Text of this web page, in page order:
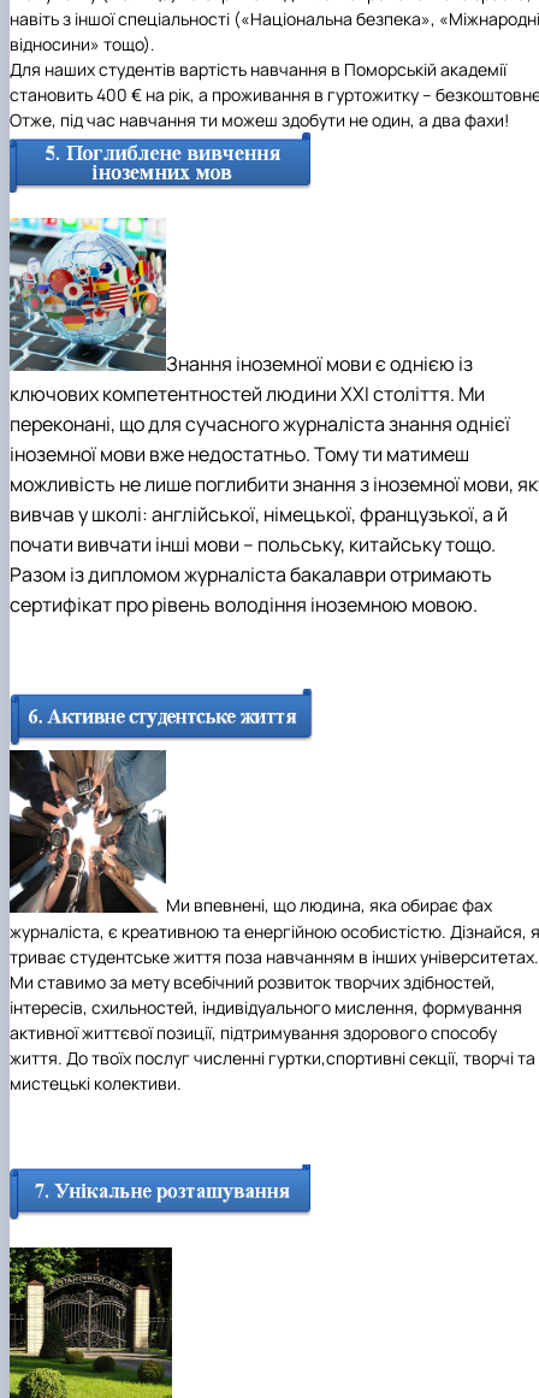
навіть з іншої спеціальності («Національна безпека», «Міжнародні
відносини» тощо).
Для наших студентів вартість навчання в Поморській академії
становить 400 € на рік, а проживання в гуртожитку –
Отже, під час навчання ти можеш здобути не один, а два фахи!
Знання іноземної мови є однією із
ключових компетентностей людини XXI століття. Ми
переконані, що для сучасного журналіста знання однієї
іноземної мови вже недостатньо. Тому ти матимеш
можливість не лише поглибити знання з іноземної мови,
вивчав у школі: англійської, німецької, французької, а й
почати вивчати інші мови – польську, китайську тощо.
Разом із дипломом журналіста бакалавриотримають
сертифікат про рівень володіння іноземною мовою.
Ми впевнені, що людина, яка обирає фах
журналіста, є креативною та енергійною особистістю. Дізнайся,
триває студентське життя поза навчанням в інших університетах.
Ми ставимо за мету всебічний розвиток творчих здібностей,
інтересів, схильностей, індивідуального мислення, формування
активної життєвої позиції, підтримування здорового способу
життя. До твоїх послуг численні гуртки,спортивні секції, творчі та
мистецькі колективи.